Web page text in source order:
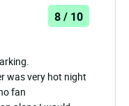
8 / 10
was very hot night
fan